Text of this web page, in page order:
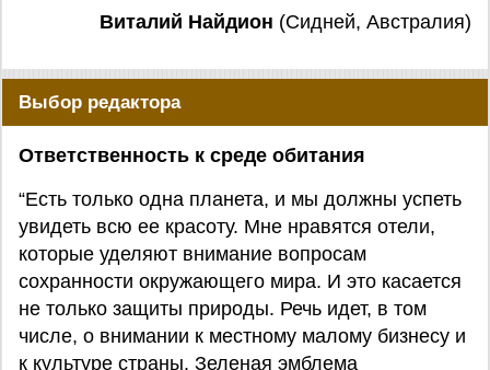
Виталий Найдион (Сидней, Австралия)
Выбор редактора
Ответственность к среде обитания
“Есть только одна планета, и мы должны успеть
увидеть всю ее красоту. Мне нравятся отели,
которые уделяют внимание вопросам
сохранности окружающего мира. И это касается
не только защиты природы. Речь идет, в том
числе, о внимании к местному малому бизнесу и
к культуре страны. Зеленая эмблема